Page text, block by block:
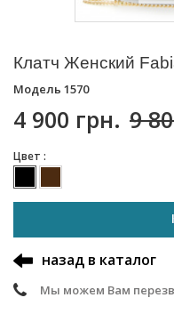
Клатч Женский
Модель 1570
4 900 грн. 9
Цвет :
назад в каталог
Мы можем Вам